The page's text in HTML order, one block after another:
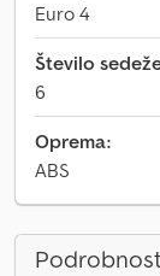
Euro 4
Število
6
Oprema:
ABS